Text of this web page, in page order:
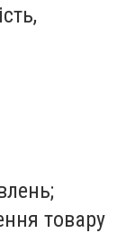
товару